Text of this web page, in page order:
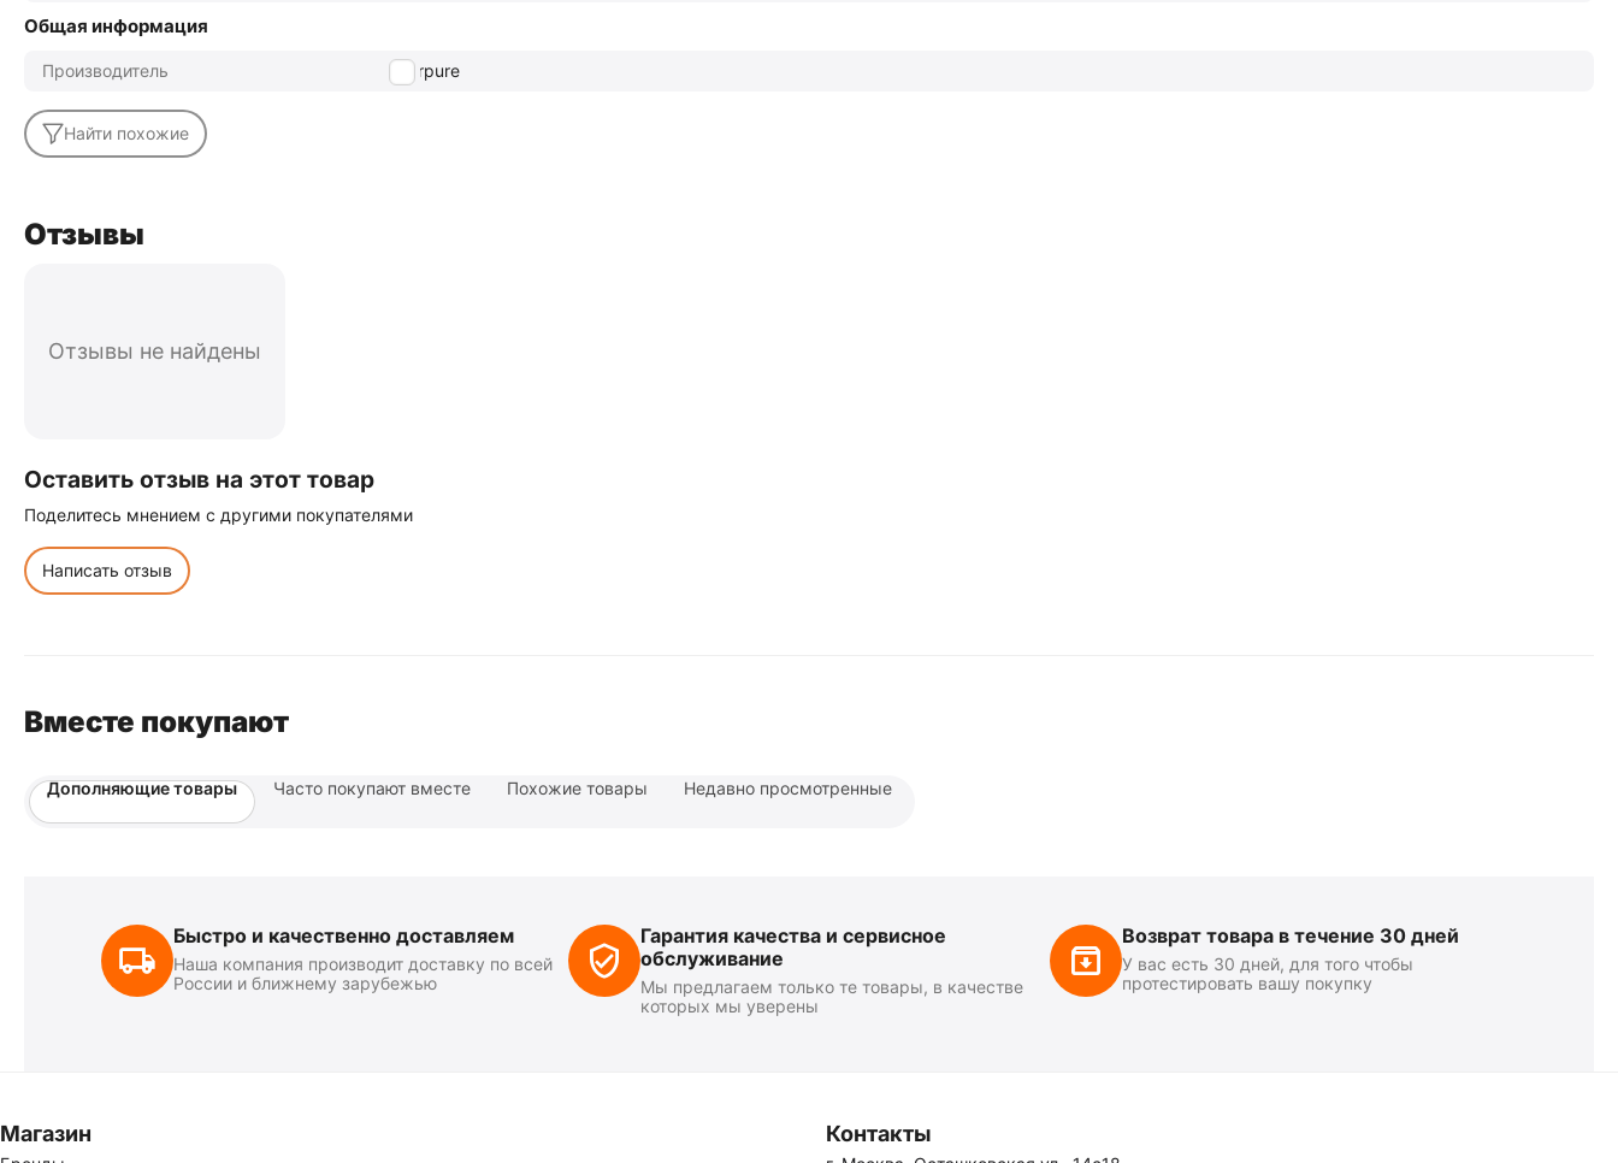
Общая информация
Производитель Everpure
Найти похожие
Отзывы
Отзывы не найдены
Оставить отзыв на этот товар
Поделитесь мнением с другими покупателями
Написать отзыв
Вместе покупают
Дополняющие товары Часто покупают вместе Похожие товары Недавно просмотренные
Быстро и качественно доставляем
Наша компания производит доставку по всей
России и ближнему зарубежью
Гарантия качества и сервисное
обслуживание
Мы предлагаем только те товары, в качестве
которых мы уверены
Возврат товара в течение 30 дней
У вас есть 30 дней, для того чтобы
протестировать вашу покупку
Магазин Контакты